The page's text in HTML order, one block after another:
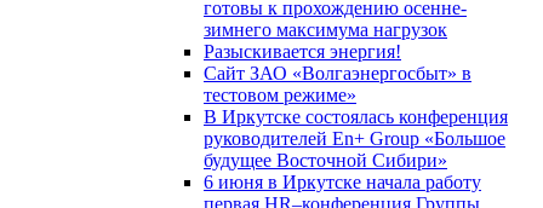
готовы к прохождению осенне-
зимнего максимума нагрузок
Разыскивается энергия!
Сайт ЗАО «Волгаэнергосбыт» в
тестовом режиме»
В Иркутске состоялась конференция
руководителей En+ Group «Большое
будущее Восточной Сибири»
6 июня в Иркутске начала работу